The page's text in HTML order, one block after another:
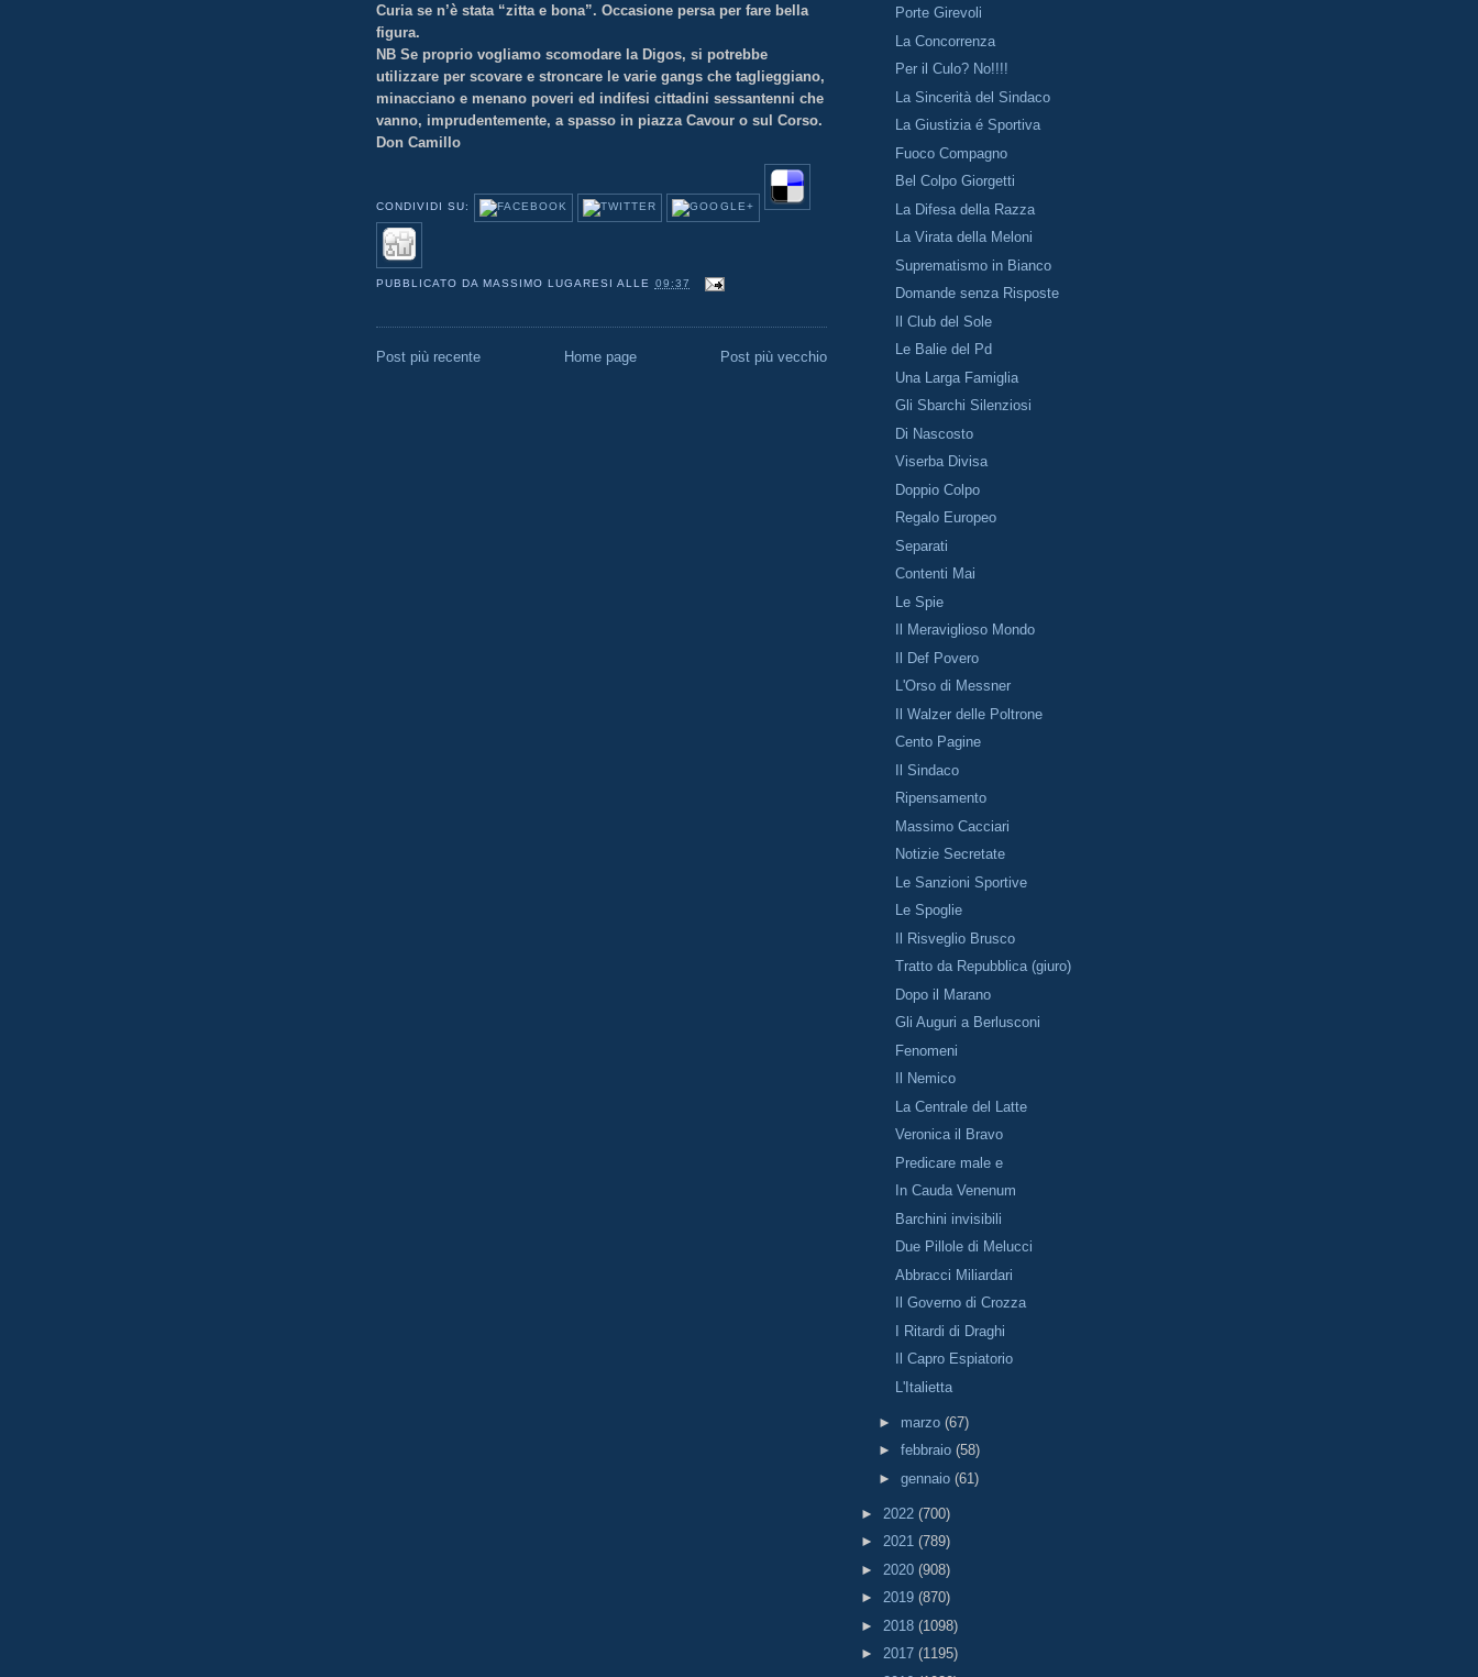
Curia se n’è stata “zitta e bona”. Occasione persa per fare bella
figura.
NB Se proprio vogliamo scomodare la Digos, si potrebbe
utilizzare per scovare e stroncare le varie gangs che taglieggiano,
minacciano e menano poveri ed indifesi cittadini sessantenni che
vanno, imprudentemente, a spasso in piazza Cavour o sul Corso.
Don Camillo
CONDIVIDI SU:
PUBBLICATO DA MASSIMO LUGARESI ALLE 09:37
Post più recente Post più vecchio
Home page
Porte Girevoli
La Concorrenza
Per il Culo? No!!!!
La Sincerità del Sindaco
La Giustizia é Sportiva
Fuoco Compagno
Bel Colpo Giorgetti
La Difesa della Razza
La Virata della Meloni
Suprematismo in Bianco
Domande senza Risposte
Il Club del Sole
Le Balie del Pd
Una Larga Famiglia
Gli Sbarchi Silenziosi
Di Nascosto
Viserba Divisa
Doppio Colpo
Regalo Europeo
Separati
Contenti Mai
Le Spie
Il Meraviglioso Mondo
Il Def Povero
L'Orso di Messner
Il Walzer delle Poltrone
Cento Pagine
Il Sindaco
Ripensamento
Massimo Cacciari
Notizie Secretate
Le Sanzioni Sportive
Le Spoglie
Il Risveglio Brusco
Tratto da Repubblica (giuro)
Dopo il Marano
Gli Auguri a Berlusconi
Fenomeni
Il Nemico
La Centrale del Latte
Veronica il Bravo
Predicare male e
In Cauda Venenum
Barchini invisibili
Due Pillole di Melucci
Abbracci Miliardari
Il Governo di Crozza
I Ritardi di Draghi
Il Capro Espiatorio
L'Italietta
► marzo (67)
► febbraio (58)
► gennaio (61)
► 2022 (700)
► 2021 (789)
► 2020 (908)
► 2019 (870)
► 2018 (1098)
► 2017 (1195)